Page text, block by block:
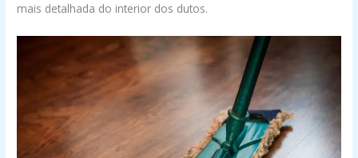
mais detalhada do interior dos dutos.